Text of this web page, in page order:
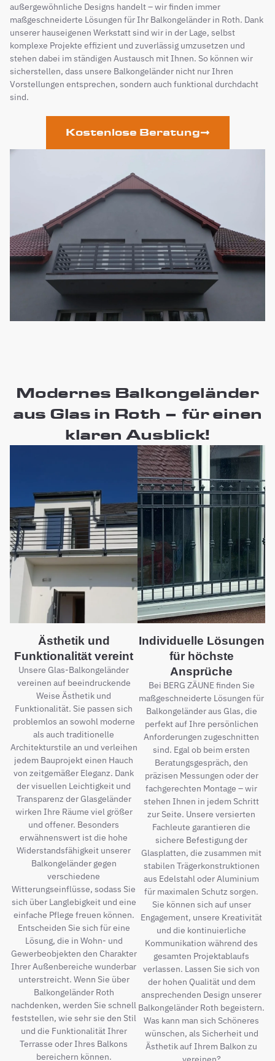
außergewöhnliche Designs handelt – wir finden immer
maßgeschneiderte Lösungen für Ihr Balkongeländer in Roth. Dank
unserer hauseigenen Werkstatt sind wir in der Lage, selbst
komplexe Projekte effizient und zuverlässig umzusetzen und
stehen dabei im ständigen Austausch mit Ihnen. So können wir
sicherstellen, dass unsere Balkongeländer nicht nur Ihren
Vorstellungen entsprechen, sondern auch funktional durchdacht
sind.
Kostenlose Beratung
Modernes Balkongeländer
aus Glas in Roth – für einen
klaren Ausblick!
Ästhetik und
Funktionalität vereint
Unsere Glas-Balkongeländer
vereinen auf beeindruckende
Weise Ästhetik und
Funktionalität. Sie passen sich
problemlos an sowohl moderne
als auch traditionelle
Architekturstile an und verleihen
jedem Bauprojekt einen Hauch
von zeitgemäßer Eleganz. Dank
der visuellen Leichtigkeit und
Transparenz der Glasgeländer
wirken Ihre Räume viel größer
und offener. Besonders
erwähnenswert ist die hohe
Widerstandsfähigkeit unserer
Balkongeländer gegen
verschiedene
Witterungseinflüsse, sodass Sie
sich über Langlebigkeit und eine
einfache Pflege freuen können.
Entscheiden Sie sich für eine
Lösung, die in Wohn- und
Gewerbeobjekten den Charakter
Ihrer Außenbereiche wunderbar
unterstreicht. Wenn Sie über
Balkongeländer Roth
nachdenken, werden Sie schnell
feststellen, wie sehr sie den Stil
und die Funktionalität Ihrer
Terrasse oder Ihres Balkons
bereichern können.
Individuelle Lösungen
für höchste
Ansprüche
Bei BERG ZÄUNE finden Sie
maßgeschneiderte Lösungen für
Balkongeländer aus Glas, die
perfekt auf Ihre persönlichen
Anforderungen zugeschnitten
sind. Egal ob beim ersten
Beratungsgespräch, den
präzisen Messungen oder der
fachgerechten Montage – wir
stehen Ihnen in jedem Schritt
zur Seite. Unsere versierten
Fachleute garantieren die
sichere Befestigung der
Glasplatten, die zusammen mit
stabilen Trägerkonstruktionen
aus Edelstahl oder Aluminium
für maximalen Schutz sorgen.
Sie können sich auf unser
Engagement, unsere Kreativität
und die kontinuierliche
Kommunikation während des
gesamten Projektablaufs
verlassen. Lassen Sie sich von
der hohen Qualität und dem
ansprechenden Design unserer
Balkongeländer Roth begeistern.
Was kann man sich Schöneres
wünschen, als Sicherheit und
Ästhetik auf Ihrem Balkon zu